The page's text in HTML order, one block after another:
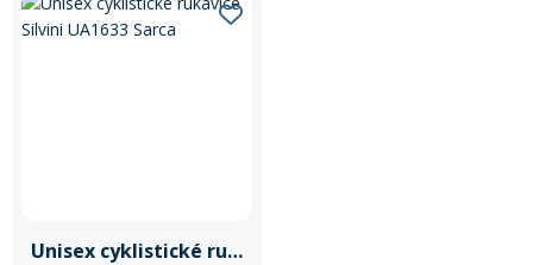
Unisex cyklistické rukavice Silvini UA1633 Sarca